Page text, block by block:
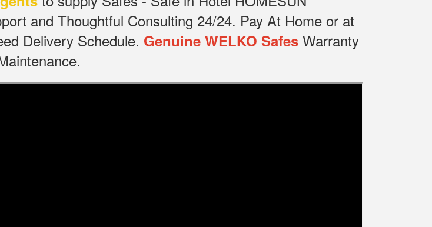
and Thoughtful Consulting 24/24. Pay At Home or at
Delivery Schedule. Genuine WELKO Safes Warranty